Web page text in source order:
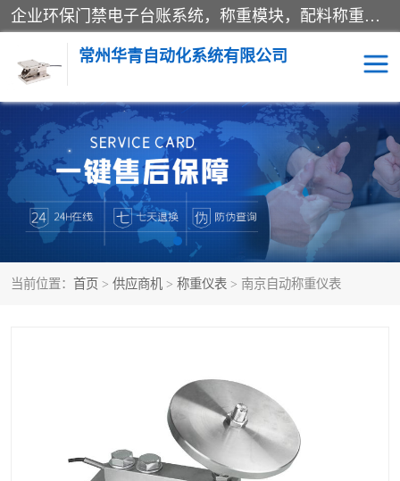
企业环保门禁电子台账系统，称重模块，配料称重系统,称重模块厂家,地磅称重系统,检重秤厂家 常州华青自动化主营：称重模块、无人值守称重系统、配料称重系统、地磅称重系统、检重秤、托利多称重模块等产品。各种称重软件，移动源环保门禁电子台账系统软件。 常州华青自动化系统有限公司7*24的电话支持服务、项目现场开发服务、新功能定制研发服务，产品培训、远程维护，现场安装调试工程等。
常州华青自动化系统有限公司
当前位置： 首页 > 供应商机 > 称重仪表 > 南京自动称重仪表
称重模块 称重仪表
手工配料系统 屠宰管理软件
自动化配料系统 称重贴标机
屠宰轨道秤 检重秤